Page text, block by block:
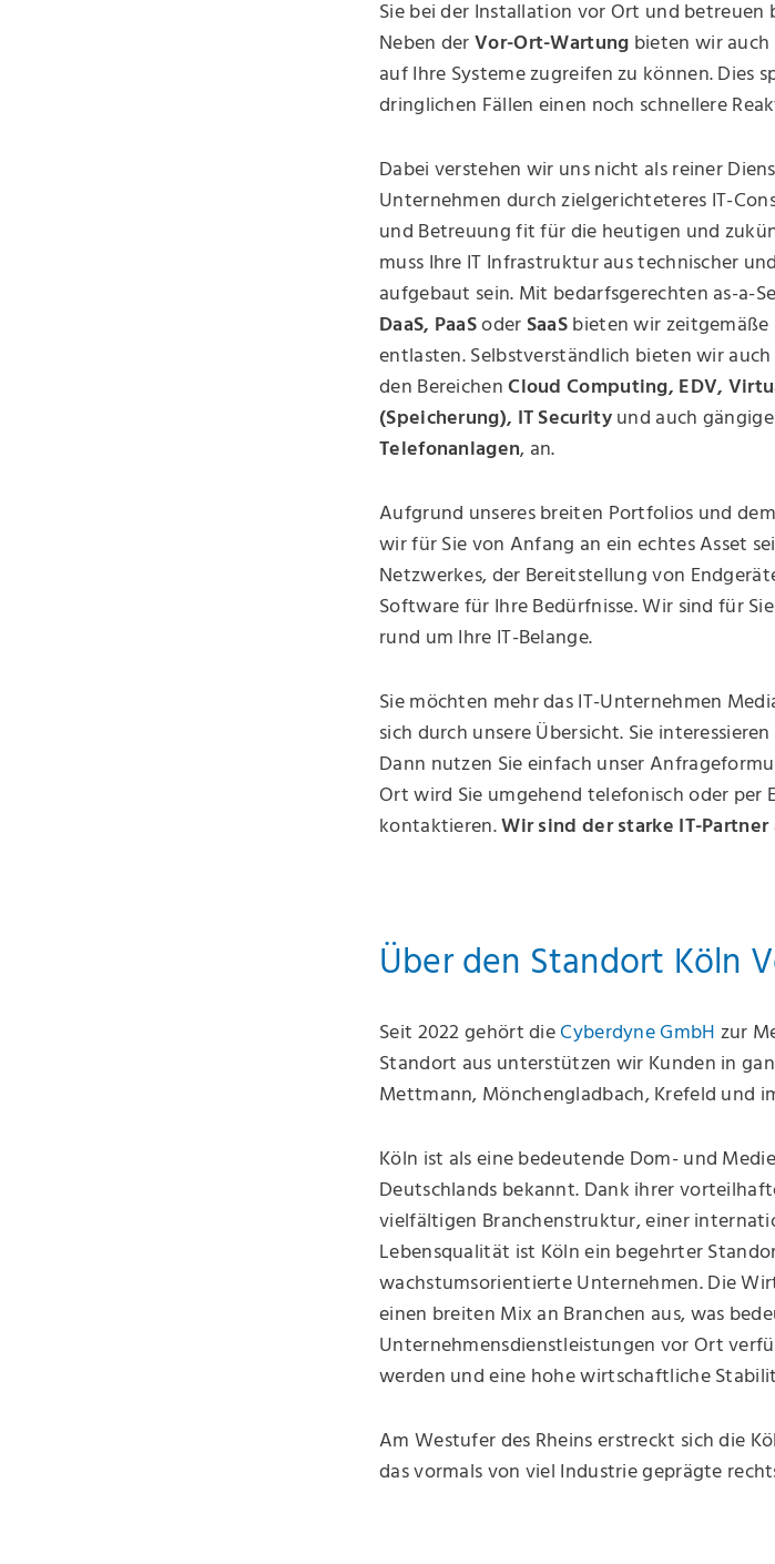
Sie bei der Installation vor Ort und betreuen
Neben derVor-Ort-Wartung bieten wir auch
auf Ihre Systeme zugreifen zu können. Dies
dringlichen Fällen einen noch schnellere
Dabei verstehen wir uns nicht als reiner
Unternehmen durch zielgerichteteres IT-
und Betreuung fit für die heutigen und
muss Ihre IT Infrastruktur aus technischer
aufgebaut sein. Mit bedarfsgerechten as-a-
DaaS, PaaS oder SaaS bieten wir zeitgemäße
entlasten. Selbstverständlich bieten wir
den BereichenCloud Computing, EDV,
(Speicherung), IT Securityund auch
Telefonanlagen, an.
Aufgrund unseres breiten Portfolios und
wir für Sie von Anfang an ein echtes Asset
Netzwerkes, der Bereitstellung von
Software für Ihre Bedürfnisse. Wir sind für
rund um Ihre IT-Belange.
Sie möchten mehr das IT-Unternehmen
sich durch unsere Übersicht. Sie
Dann nutzen Sie einfach unser
Ort wird Sie umgehend telefonisch oder per
kontaktieren.Wir sind der starke IT-Partner
Über den Standort Köln
Seit 2022 gehört die Cyberdyne GmbH zur
Standort aus unterstützen wir Kunden in
Mettmann, Mönchengladbach, Krefeld und
Köln ist als eine bedeutende Dom- und
Deutschlands bekannt. Dank ihrer
vielfältigen Branchenstruktur, einer
Lebensqualität ist Köln ein begehrter
wachstumsorientierte Unternehmen. Die
einen breiten Mix an Branchen aus, was
Unternehmensdienstleistungen vor Ort
werden und eine hohe wirtschaftliche
Am Westufer des Rheins erstreckt sich die
das vormals von viel Industrie geprägte